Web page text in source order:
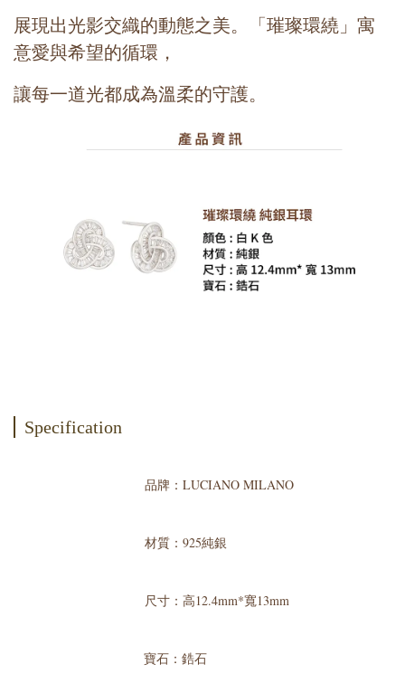
展現出光影交織的動態之美。「璀璨環繞」寓
意愛與希望的循環，
讓每一道光都成為溫柔的守護。
Specification
品牌：LUCIANO MILANO
材質：925純銀
尺寸：高12.4mm*寬13mm
寶石：鋯石